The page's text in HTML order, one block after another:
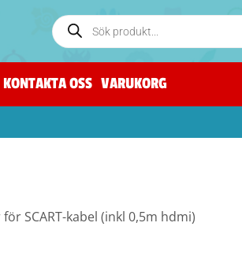
KONTAKTA OSS VARUKORG